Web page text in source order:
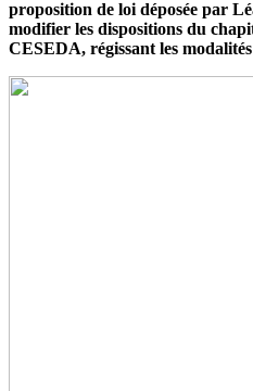
proposition de loi déposée par
modifier les dispositions du
CESEDA, régissant les